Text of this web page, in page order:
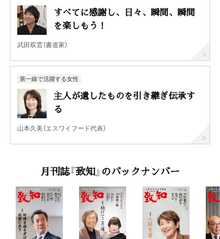
すべてに感謝し、日々、瞬間、瞬間
を楽しもう！
武田双雲（書道家）
第一線で活躍する女性
主人が遺したものを引き継ぎ伝承す
る
山本久美（エスワイフード代表）
月刊誌『致知』のバックナンバー